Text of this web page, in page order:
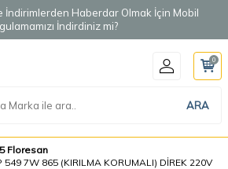
İndirimlerden Haberdar Olmak İçin Mobil
İndirdiniz mi?
ARA
0
Floresan
549 7W 865 (KIRILMA KORUMALI) DİREK 220V